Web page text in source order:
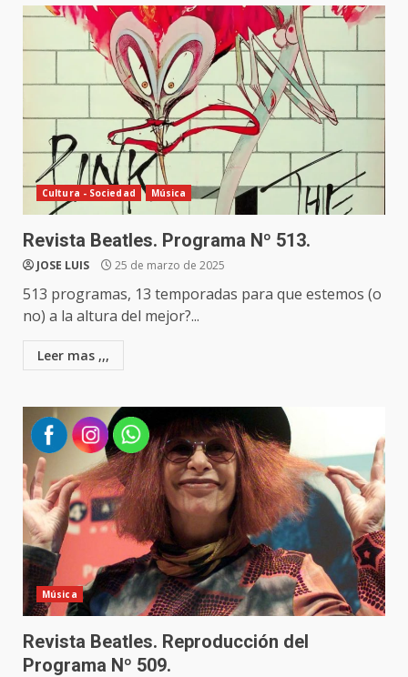
Cultura - Sociedad Música
Revista Beatles. Programa Nº 513.
JOSE LUIS 25 de marzo de 2025
513 programas, 13 temporadas para que estemos (o
no) a la altura del mejor?...
Leer mas ,,,
Música
Revista Beatles. Reproducción del
Programa Nº 509.